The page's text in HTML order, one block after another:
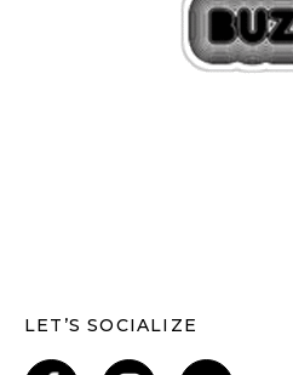
LET’S SOCIALIZE